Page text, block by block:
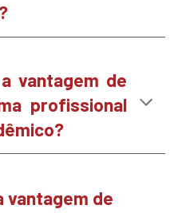
a vantagem de
profissional
vantagem de